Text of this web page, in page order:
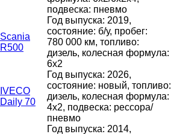
подвеска: пневмо
Scania
R500
Год выпуска: 2019,
состояние: б/у, пробег:
780 000 км, топливо:
дизель, колесная формула:
6x2
IVECO
Daily 70
Год выпуска: 2026,
состояние: новый, топливо:
дизель, колесная формула:
4x2, подвеска: рессора/
пневмо
Год выпуска: 2014,